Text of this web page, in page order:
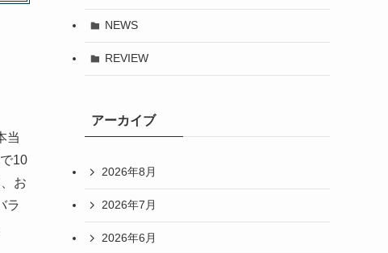
当
10
お
ラ
NEWS
REVIEW
アーカイブ
2026年8月
2026年7月
2026年6月